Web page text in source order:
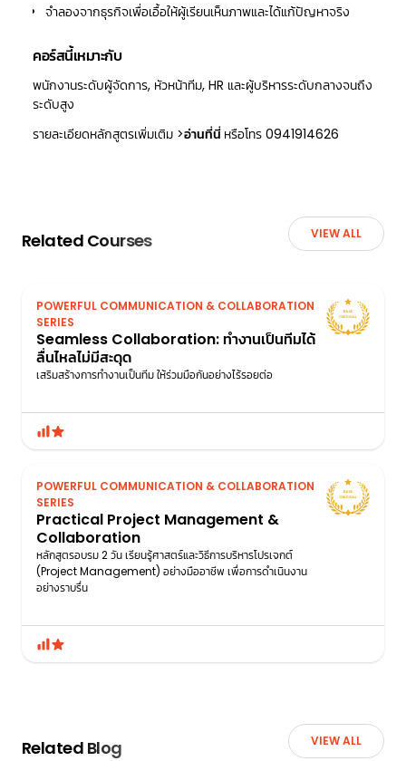
จำลองจากธุรกิจเพื่อเอื้อให้ผู้เรียนเห็นภาพและได้แก้ปัญหาจริง
คอร์สนี้เหมาะกับ
พนักงานระดับผู้จัดการ, หัวหน้าทีม, HR และผู้บริหารระดับกลางจนถึง
ระดับสูง
รายละเอียดหลักสูตรเพิ่มเติม >อ่านที่นี่ หรือโทร 0941914626
Related Courses VIEW ALL
POWERFUL COMMUNICATION & COLLABORATION
SERIES
Seamless Collaboration: ทำงานเป็นทีมได้
ลื่นไหลไม่มีสะดุด
เสริมสร้างการทำงานเป็นทีม ให้ร่วมมือกันอย่างไร้รอยต่อ
POWERFUL COMMUNICATION & COLLABORATION
SERIES
Practical Project Management &
Collaboration
หลักสูตรอบรม 2 วัน เรียนรู้ศาสตร์และวิธีการบริหารโปรเจกต์
(Project Management) อย่างมืออาชีพ เพื่อการดำเนินงาน
อย่างราบรื่น
Related Blog VIEW ALL